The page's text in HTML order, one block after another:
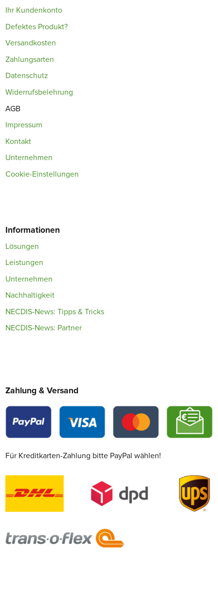
Ihr Kundenkonto
Defektes Produkt?
Versandkosten
Zahlungsarten
Datenschutz
Widerrufsbelehrung
AGB
Impressum
Kontakt
Unternehmen
Cookie-Einstellungen
Informationen
Lösungen
Leistungen
Unternehmen
Nachhaltigkeit
NECDIS-News: Tipps & Tricks
NECDIS-News: Partner
Zahlung & Versand
Für Kreditkarten-Zahlung bitte PayPal wählen!